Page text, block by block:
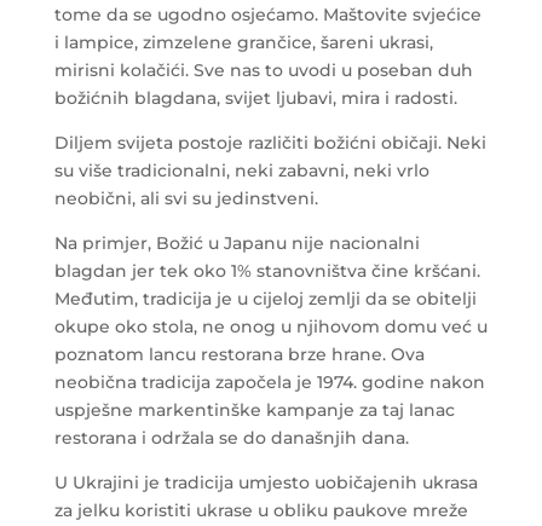
tome da se ugodno osjećamo. Maštovite svjećice
i lampice, zimzelene grančice, šareni ukrasi,
mirisni kolačići. Sve nas to uvodi u poseban duh
božićnih blagdana, svijet ljubavi, mira i radosti.
Diljem svijeta postoje različiti božićni običaji. Neki
su više tradicionalni, neki zabavni, neki vrlo
neobični, ali svi su jedinstveni.
Na primjer, Božić u Japanu nije nacionalni
blagdan jer tek oko 1% stanovništva čine kršćani.
Međutim, tradicija je u cijeloj zemlji da se obitelji
okupe oko stola, ne onog u njihovom domu već u
poznatom lancu restorana brze hrane. Ova
neobična tradicija započela je 1974. godine nakon
uspješne markentinške kampanje za taj lanac
restorana i održala se do današnjih dana.
U Ukrajini je tradicija umjesto uobičajenih ukrasa
za jelku koristiti ukrase u obliku paukove mreže